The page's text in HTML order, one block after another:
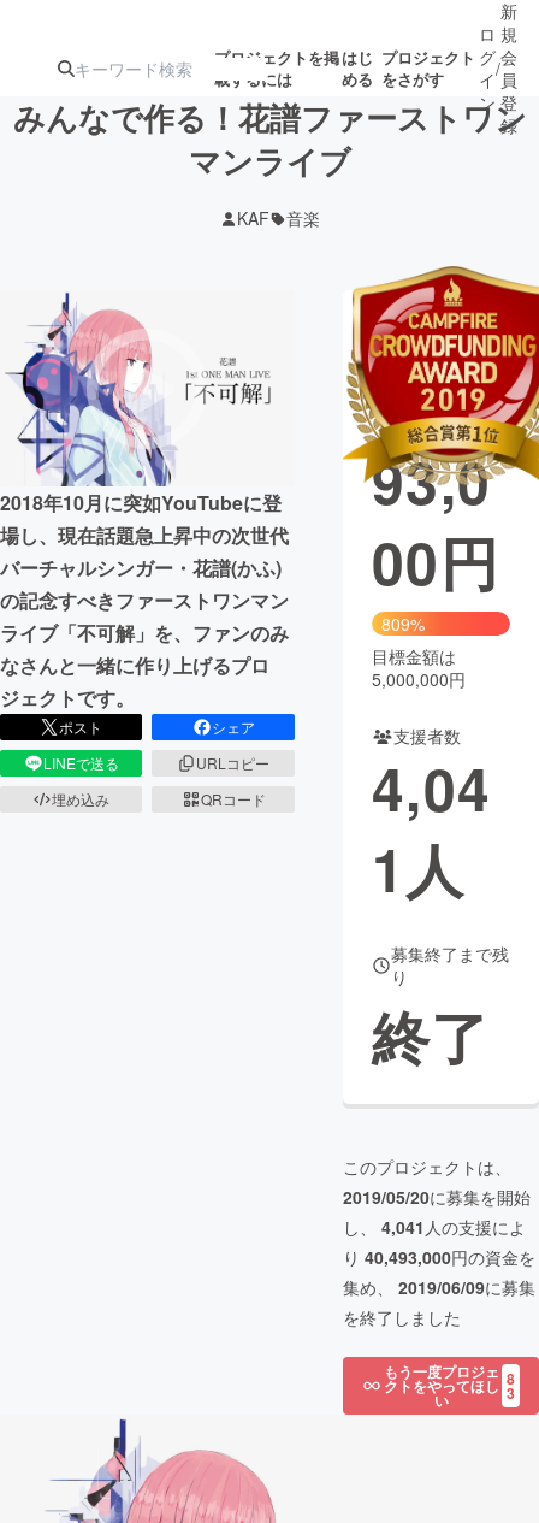
プロジェクトを掲
載するには
はじ
める
プロジェクト
をさがす
ジェクト
募集終了が近いプ
ロジェクト
アート・写真 音楽
テクノロジー・ガジェット ゲーム・サ
映像・映画 書籍・雑誌
ビジネス・起業 チャレンジ
まちづくり・地域活性化
CAMPFIRE for Social Good
CAMPFIRE Creation
CAMPFIREふるさと納税
コミュニティ
ロ
グ
イ
ン
/
新
規
会
員
登
録
みんなで作る！花譜ファーストワン
マンライブ
KAF 音楽
2018年10月に突如YouTubeに登
場し、現在話題急上昇中の次世代
バーチャルシンガー・花譜(かふ)
の記念すべきファーストワンマン
ライブ「不可解」を、ファンのみ
なさんと一緒に作り上げるプロ
ジェクトです。
ポスト
シェア
LINEで送る
URLコピー
埋め込み
QRコード
現在の支援総
額
40,4
93,0
00円
809%
目標金額は
5,000,000円
支援者数
4,04
1人
募集終了まで残
り
終了
このプロジェクトは、
2019/05/20に募集を開始
し、 4,041 人の支援によ
り 40,493,000円の資金を
集め、 2019/06/09に募集
を終了しました
もう一度プロジェ
クトをやってほし
い
8
3